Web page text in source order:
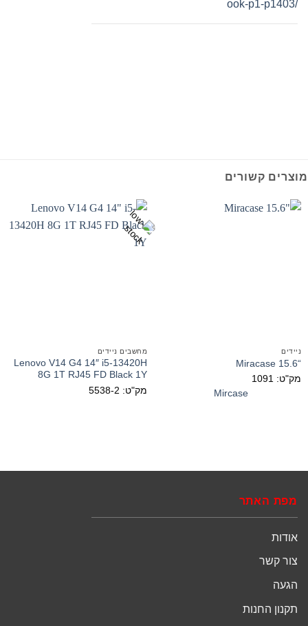
ook-p1-p1403/
מוצרים קשורים
ניידים
“15.6 Miracase
Mircase
מק"ט: 1091
מחשבים ניידים
Lenovo V14 G4 14″ i5-13420H
8G 1T RJ45 FD Black 1Y
מק"ט: 5538-2
מפת האתר
אודות
צור קשר
הגעה
תקנון החנות